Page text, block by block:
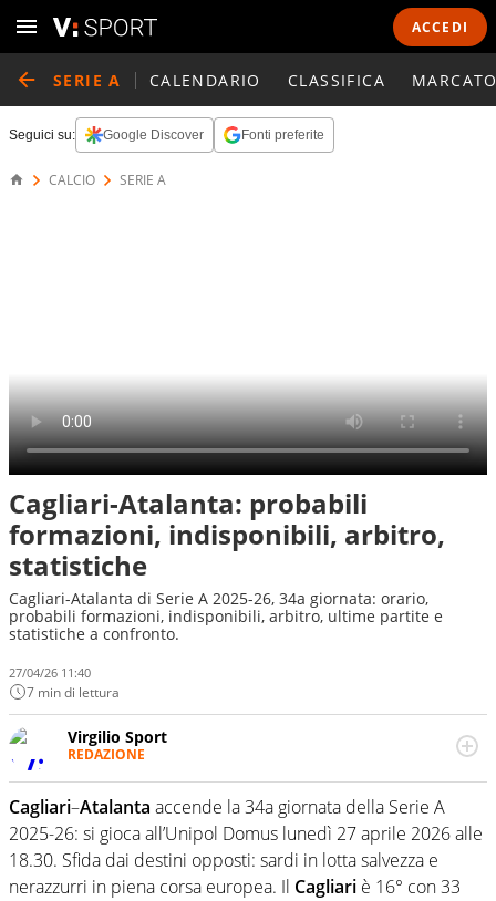
ACCEDI
SERIE A CALENDARIO CLASSIFICA
Seguici su: Google Discover Fonti preferite
CALCIO SERIE A
Cagliari-Atalanta: probabili
formazioni, indisponibili, arbitro,
statistiche
Cagliari-Atalanta di Serie A 2025-26, 34a giornata: orario,
probabili formazioni, indisponibili, arbitro, ultime partite e
statistiche a confronto.
27/04/26 11:40
7 min di lettura
Virgilio Sport
REDAZIONE
appassionato su tutto il mondo dello sport. Calcio,
calciomercato, F1, Motomondiale ma anche tennis,
volley, basket: su Virgilio Sport i tifosi e gli appassionati
sanno che troveranno sempre copertura completa e
zero faziosità. La squadra di Virgilio Sport è formata da
Cagliari–Atalanta accende la 34a giornata della Serie A
2025-26: si gioca all’Unipol Domus lunedì 27 aprile 2026 alle
18.30. Sfida dai destini opposti: sardi in lotta salvezza e
nerazzurri in piena corsa europea. Il Cagliari è 16° con 33